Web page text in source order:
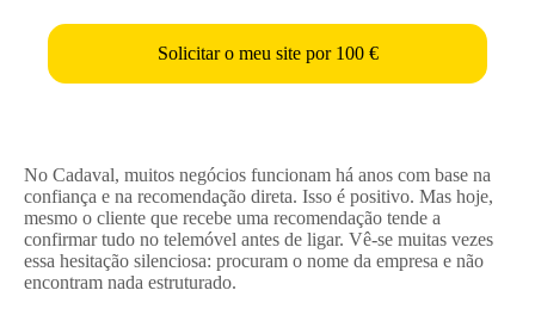
Solicitar o meu site por 100 €
No Cadaval, muitos negócios funcionam há anos com base na
confiança e na recomendação direta. Isso é positivo. Mas hoje,
mesmo o cliente que recebe uma recomendação tende a
confirmar tudo no telemóvel antes de ligar. Vê-se muitas vezes
essa hesitação silenciosa: procuram o nome da empresa e não
encontram nada estruturado.